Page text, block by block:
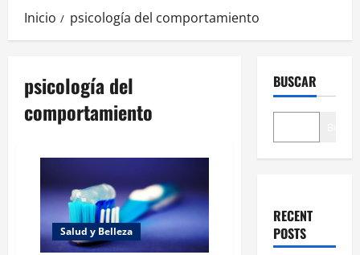
Inicio psicología del comportamiento
psicología del
comportamiento
Salud y Belleza
BUSCAR
RECENT
POSTS